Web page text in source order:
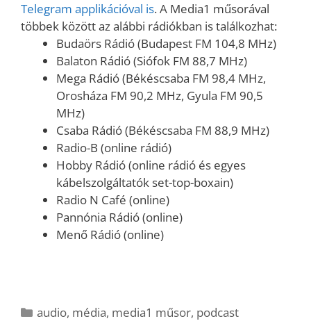
Telegram applikációval is. A Media1 műsorával
többek között az alábbi rádiókban is találkozhat:
Budaörs Rádió (Budapest FM 104,8 MHz)
Balaton Rádió (Siófok FM 88,7 MHz)
Mega Rádió (Békéscsaba FM 98,4 MHz,
Orosháza FM 90,2 MHz, Gyula FM 90,5
MHz)
Csaba Rádió (Békéscsaba FM 88,9 MHz)
Radio-B (online rádió)
Hobby Rádió (online rádió és egyes
kábelszolgáltatók set-top-boxain)
Radio N Café (online)
Pannónia Rádió (online)
Menő Rádió (online)
Kategória
audio, média, media1 műsor, podcast